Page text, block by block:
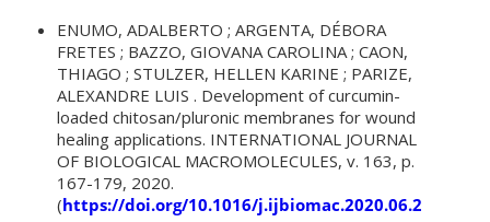
ENUMO, ADALBERTO ; ARGENTA, DÉBORA
FRETES ; BAZZO, GIOVANA CAROLINA ; CAON,
THIAGO ; STULZER, HELLEN KARINE ; PARIZE,
ALEXANDRE LUIS . Development of curcumin-
loaded chitosan/pluronic membranes for wound
healing applications. INTERNATIONAL JOURNAL
OF BIOLOGICAL MACROMOLECULES, v. 163, p.
167-179, 2020.
(https://doi.org/10.1016/j.ijbiomac.2020.06.253